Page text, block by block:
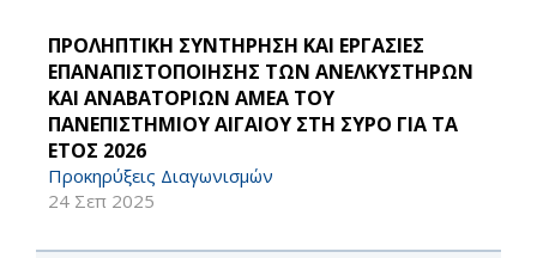
ΠΡΟΛΗΠΤΙΚΗ ΣΥΝΤΗΡΗΣΗ ΚΑΙ ΕΡΓΑΣΙΕΣ
ΕΠΑΝΑΠΙΣΤΟΠΟΙΗΣΗΣ ΤΩΝ ΑΝΕΛΚΥΣΤΗΡΩΝ
ΚΑΙ ΑΝΑΒΑΤΟΡΙΩΝ ΑΜΕΑ ΤΟΥ
ΠΑΝΕΠΙΣΤΗΜΙΟΥ ΑΙΓΑΙΟΥ ΣΤΗ ΣΥΡΟ ΓΙΑ ΤΑ
ΕΤΟΣ 2026
Προκηρύξεις Διαγωνισμών
24 Σεπ 2025